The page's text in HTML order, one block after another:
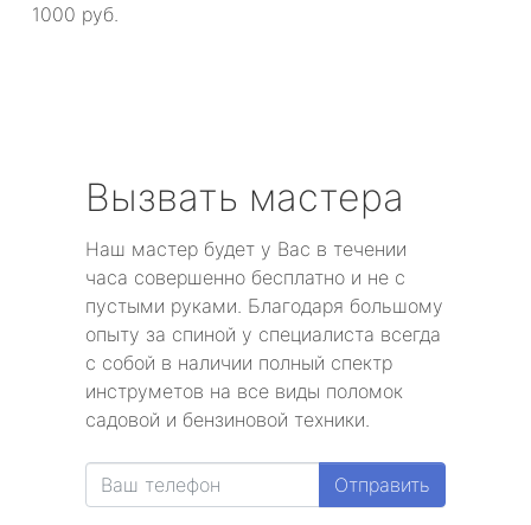
1000 руб.
Вызвать мастера
Наш мастер будет у Вас в течении
часа совершенно бесплатно и не с
пустыми руками. Благодаря большому
опыту за спиной у специалиста всегда
с собой в наличии полный спектр
инструметов на все виды поломок
садовой и бензиновой техники.
Отправить